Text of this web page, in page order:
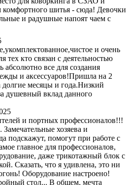
шитья - сюда! Девочки
и радушные напоят чаем с
и очень
тех кто связан с деятельностью
абсолютно все для создания
и аксессуаров!Пришла на 2
долгие месяцы и года.Низкий
душевный вклад данного
и портных профессионалов!!!
хозяева и
подскажут, помогут при работе с
главное для профессионалов,
даже трикотажный блок с
Сказать, что я удивлена, это ни
Оборудование настроено!
стол... В общем, мечта